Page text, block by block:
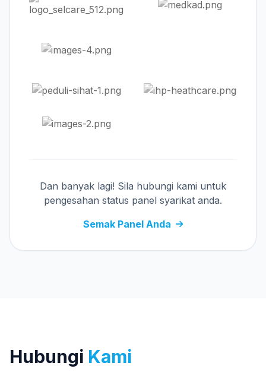
Dan banyak lagi! Sila hubungi kami untuk
pengesahan status panel syarikat anda.
Semak Panel Anda
Hubungi Kami